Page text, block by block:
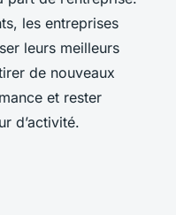
les entreprises
leurs meilleurs
de nouveaux
et rester
d’activité.